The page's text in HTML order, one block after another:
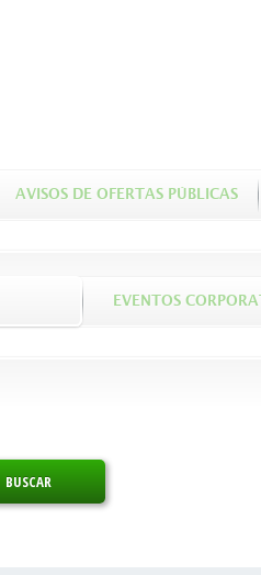
AVISOS DE OFERTAS PÚBLICAS
EVENTOS